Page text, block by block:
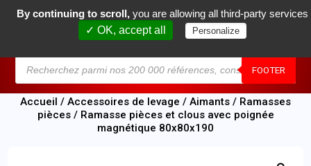
FOOTER
0
Accueil / Accessoires de levage / Aimants / Ramasses
pièces/ Ramasse pièces et clous avec poignée
magnétique 80x80x190
By continuing to scroll, you are allowing all third-party services
✓ OK, accept all
Personalize